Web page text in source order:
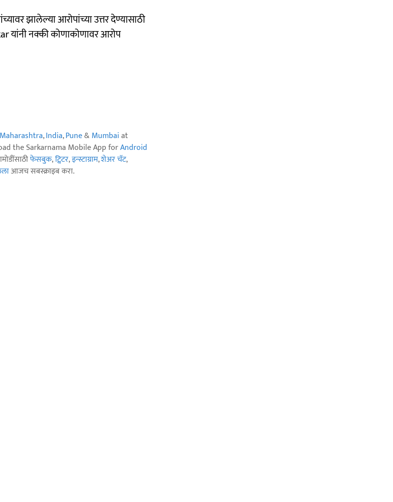
झालेल्या आरोपांच्या उत्तर देण्यासाठी
नक्की कोणाकोणावर आरोप
Maharashtra,India,Pune& Mumbaiat
the Sarkarnama Mobile App forAndroid
फेसबुक,ट्विटर,इन्स्टाग्राम,शेअर चॅट,
आजच सबस्क्राइब करा.